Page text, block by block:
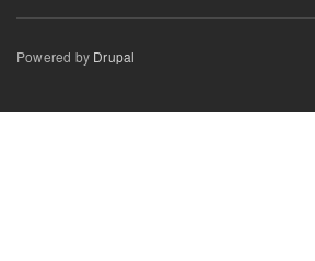
Powered by Drupal